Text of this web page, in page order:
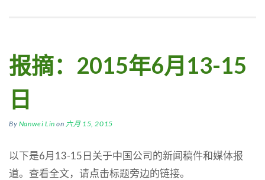
报摘：2015年6月13-15
日
By Nanwei Lin on 六月 15, 2015
以下是6月13-15日关于中国公司的新闻稿件和媒体报
道。查看全文，请点击标题旁边的链接。